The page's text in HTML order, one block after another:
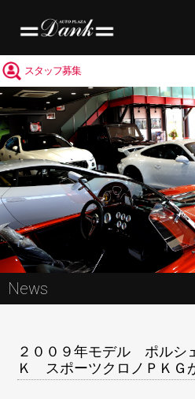
スタッフ募集
News
２００９年モデル ポルシ
Ｋ スポーツクロノＰＫＧ